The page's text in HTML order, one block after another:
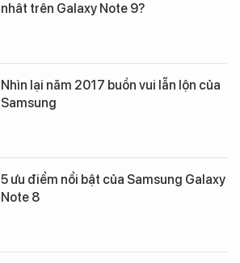
nhât trên Galaxy Note 9?
Nhìn lại năm 2017 buồn vui lẫn lộn của
Samsung
5 ưu điểm nổi bật của Samsung Galaxy
Note 8